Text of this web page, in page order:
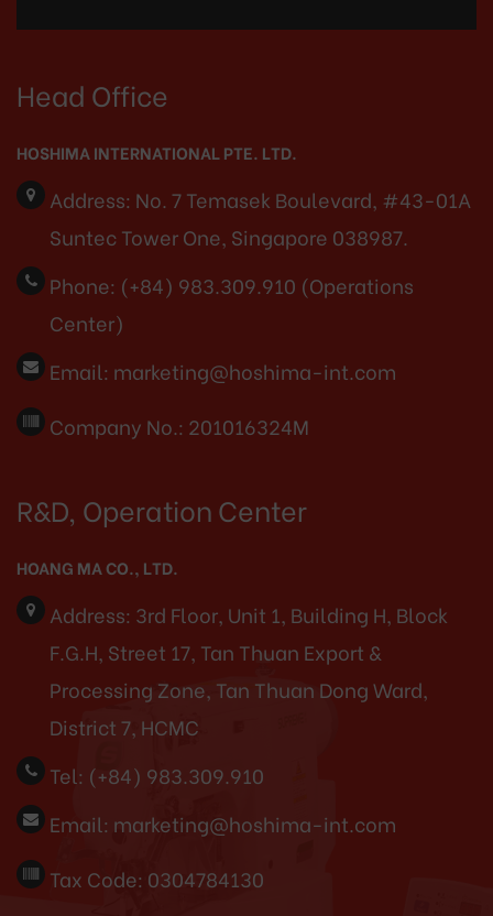
Head Office
HOSHIMA INTERNATIONAL PTE. LTD.
Address: No. 7 Temasek Boulevard, #43-01A
Suntec Tower One, Singapore 038987.
Phone: (+84) 983.309.910 (Operations
Center)
Email: marketing@hoshima-int.com
Company No.: 201016324M
R&D, Operation Center
HOANG MA CO., LTD.
Address: 3rd Floor, Unit 1, Building H, Block
F.G.H, Street 17, Tan Thuan Export &
Processing Zone, Tan Thuan Dong Ward,
District 7, HCMC
Tel: (+84) 983.309.910
Email: marketing@hoshima-int.com
Tax Code: 0304784130